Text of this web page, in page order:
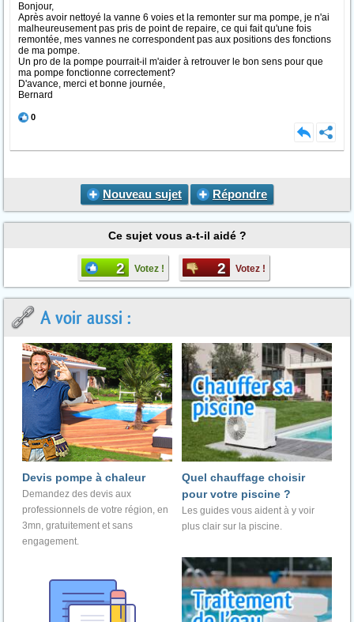
Bonjour,
Après avoir nettoyé la vanne 6 voies et la remonter sur ma pompe, je n'ai
malheureusement pas pris de point de repaire, ce qui fait qu'une fois
remontée, mes vannes ne correspondent pas aux positions des fonctions
de ma pompe.
Un pro de la pompe pourrait-il m'aider à retrouver le bon sens pour que
ma pompe fonctionne correctement?
D'avance, merci et bonne journée,
Bernard
0
Nouveau sujet Répondre
Ce sujet vous a-t-il aidé ?
2 Votez ! 2 Votez !
A voir aussi :
Devis pompe à chaleur
Demandez des devis aux
professionnels de votre région, en
3mn, gratuitement et sans
engagement.
Quel chauffage choisir
pour votre piscine ?
Les guides vous aident à y voir
plus clair sur la piscine.